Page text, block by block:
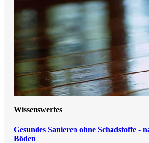
Wissenswertes
Gesundes Sanieren ohne Schadstoffe -
Böden